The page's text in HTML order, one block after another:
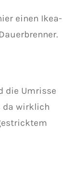
einen Ikea-
die Umrisse
da wirklich